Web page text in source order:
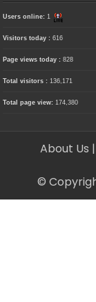
Users online:1
Visitors today :616
Page views today :828
Total visitors :136,171
Total page view:174,380
About Us
©